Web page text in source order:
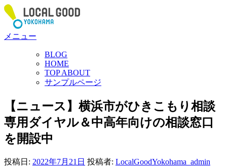
コ
ン
ン
メニュー
BLOG
HOME
TOP ABOUT
サンプルページ
【ニュース】横浜市がひきこもり相談
専用ダイヤル＆中高年向けの相談窓口
を開設中
投稿日: 2022年7月21日 投稿者: LocalGoodYokohama_admin